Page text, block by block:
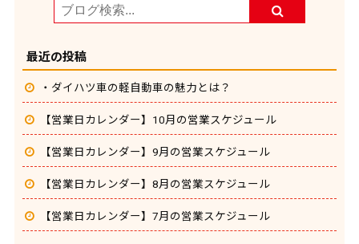
最近の投稿
・ダイハツ車の軽自動車の魅力とは？
【営業日カレンダー】10月の営業スケジュール
【営業日カレンダー】9月の営業スケジュール
【営業日カレンダー】8月の営業スケジュール
【営業日カレンダー】7月の営業スケジュール